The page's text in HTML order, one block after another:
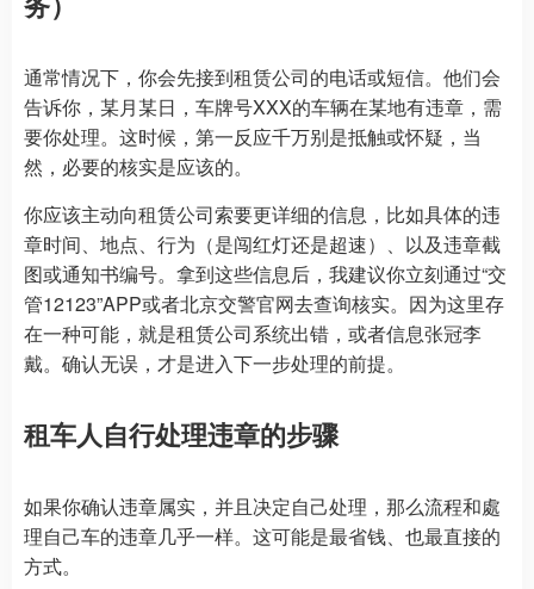
通常情况下，你会先接到租赁公司的电话或短信。他们会
告诉你，某月某日，车牌号XXX的车辆在某地有违章，需
要你处理。这时候，第一反应千万别是抵触或怀疑，当
然，必要的核实是应该的。
你应该主动向租赁公司索要更详细的信息，比如具体的违
章时间、地点、行为（是闯红灯还是超速）、以及违章截
图或通知书编号。拿到这些信息后，我建议你立刻通过“交
管12123”APP或者北京交警官网去查询核实。因为这里存
在一种可能，就是租赁公司系统出错，或者信息张冠李
戴。确认无误，才是进入下一步处理的前提。
租车人自行处理违章的步骤
如果你确认违章属实，并且决定自己处理，那么流程和處
理自己车的违章几乎一样。这可能是最省钱、也最直接的
方式。